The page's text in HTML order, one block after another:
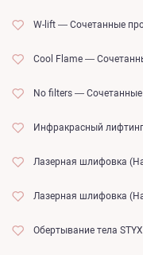
W-lift — Сочетанные
Cool Flame —
No filters —
Инфракрасный
Лазерная шлифовка
Лазерная шлифовка
Обертывание тела